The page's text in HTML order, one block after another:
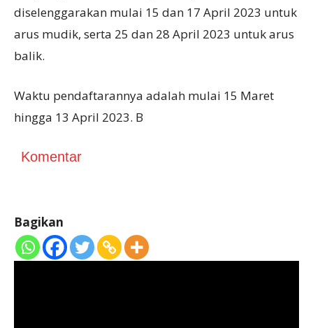
diselenggarakan mulai 15 dan 17 April 2023 untuk
arus mudik, serta 25 dan 28 April 2023 untuk arus
balik.
Waktu pendaftarannya adalah mulai 15 Maret
hingga 13 April 2023. B
Komentar
Bagikan